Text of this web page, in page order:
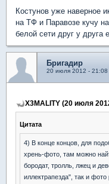
Костунов уже наверное
на ТФ и Паравозе кучу
белой сети друг у друга
Бригадир
20 июля 2012 - 21:08
X3MALITY (20 июля
Цитата
4) В конце концов, для
хрень-фото, там можно
бородат, тролль, лжец и
иллектрапезда", так и